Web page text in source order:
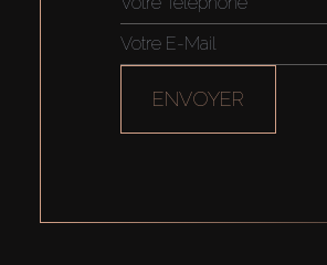
ENVOYER